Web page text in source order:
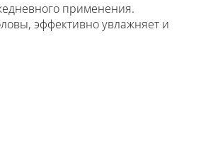
применения.
эффективно увлажняет и